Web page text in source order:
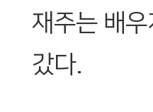
재주는 배
갔다.